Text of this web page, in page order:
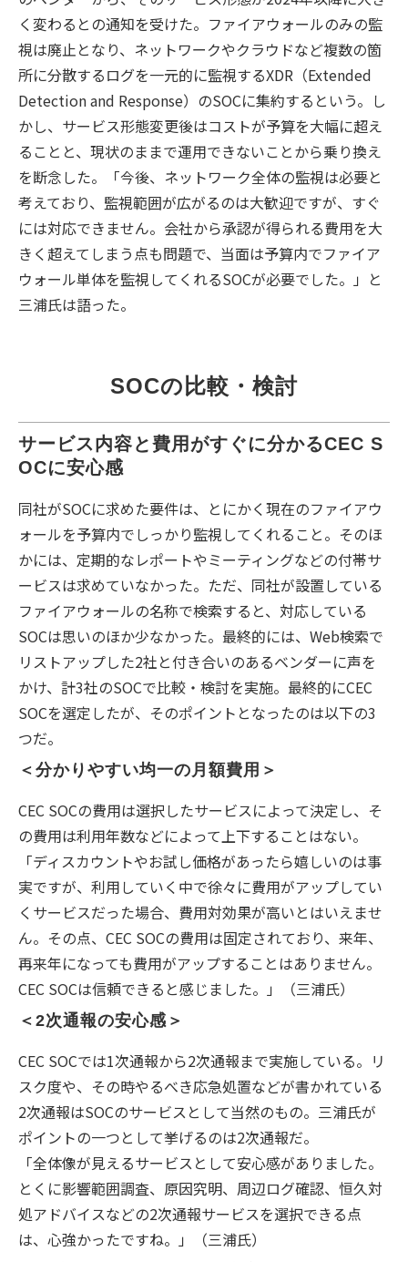
く変わるとの通知を受けた。ファイアウォールのみの監
視は廃止となり、ネットワークやクラウドなど複数の箇
所に分散するログを一元的に監視するXDR（Extended
Detection and Response）のSOCに集約するという。し
かし、サービス形態変更後はコストが予算を大幅に超え
ることと、現状のままで運用できないことから乗り換え
を断念した。「今後、ネットワーク全体の監視は必要と
考えており、監視範囲が広がるのは大歓迎ですが、すぐ
には対応できません。会社から承認が得られる費用を大
きく超えてしまう点も問題で、当面は予算内でファイア
ウォール単体を監視してくれるSOCが必要でした。」と
三浦氏は語った。
SOCの比較・検討
サービス内容と費用がすぐに分かるCEC S
OCに安心感
同社がSOCに求めた要件は、とにかく現在のファイアウ
ォールを予算内でしっかり監視してくれること。そのほ
かには、定期的なレポートやミーティングなどの付帯サ
ービスは求めていなかった。ただ、同社が設置している
ファイアウォールの名称で検索すると、対応している
SOCは思いのほか少なかった。最終的には、Web検索で
リストアップした2社と付き合いのあるベンダーに声を
かけ、計3社のSOCで比較・検討を実施。最終的にCEC
SOCを選定したが、そのポイントとなったのは以下の3
つだ。
＜分かりやすい均一の月額費用＞
CEC SOCの費用は選択したサービスによって決定し、そ
の費用は利用年数などによって上下することはない。
「ディスカウントやお試し価格があったら嬉しいのは事
実ですが、利用していく中で徐々に費用がアップしてい
くサービスだった場合、費用対効果が高いとはいえませ
ん。その点、CEC SOCの費用は固定されており、来年、
再来年になっても費用がアップすることはありません。
CEC SOCは信頼できると感じました。」（三浦氏）
＜2次通報の安心感＞
CEC SOCでは1次通報から2次通報まで実施している。リ
スク度や、その時やるべき応急処置などが書かれている
2次通報はSOCのサービスとして当然のもの。三浦氏が
ポイントの一つとして挙げるのは2次通報だ。
「全体像が見えるサービスとして安心感がありました。
とくに影響範囲調査、原因究明、周辺ログ確認、恒久対
処アドバイスなどの2次通報サービスを選択できる点
は、心強かったですね。」（三浦氏）